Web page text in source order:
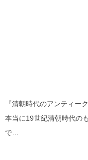
『清朝時代のアンティー
本当に19世紀清朝時代の
で…